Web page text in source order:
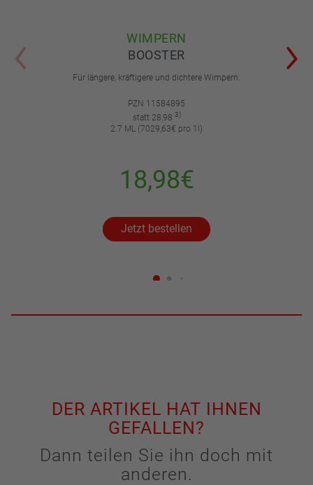
WIMPERN
BOOSTER
Für längere, kräftigere und dichtere Wimpern.
PZN 11584895
statt 28,98 3)
2.7 ML (7029,63€ pro 1l)
18,98€
Jetzt bestellen
DER ARTIKEL HAT IHNEN
GEFALLEN?
Dann teilen Sie ihn doch mit
anderen.